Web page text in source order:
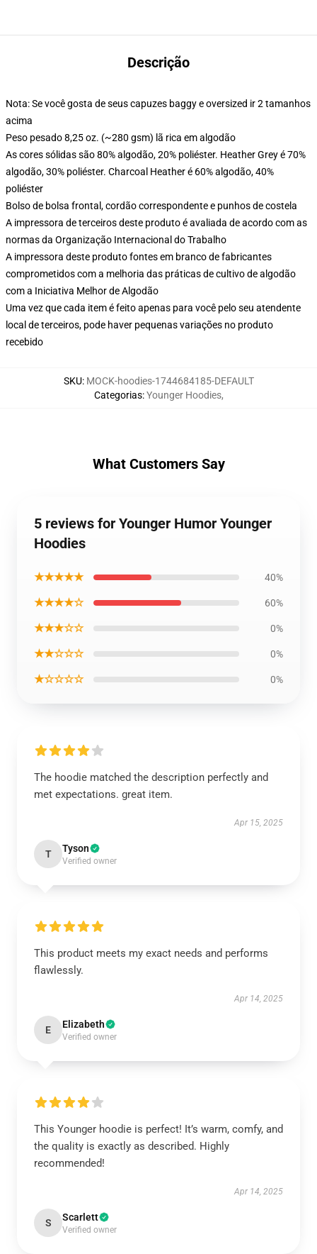
Descrição
Nota: Se você gosta de seus capuzes baggy e oversized ir 2 tamanhos
acima
Peso pesado 8,25 oz. (~280 gsm) lã rica em algodão
As cores sólidas são 80% algodão, 20% poliéster. Heather Grey é 70%
algodão, 30% poliéster. Charcoal Heather é 60% algodão, 40%
poliéster
Bolso de bolsa frontal, cordão correspondente e punhos de costela
A impressora de terceiros deste produto é avaliada de acordo com as
normas da Organização Internacional do Trabalho
A impressora deste produto fontes em branco de fabricantes
comprometidos com a melhoria das práticas de cultivo de algodão
com a Iniciativa Melhor de Algodão
Uma vez que cada item é feito apenas para você pelo seu atendente
local de terceiros, pode haver pequenas variações no produto
recebido
SKU: MOCK-hoodies-1744684185-DEFAULT
Categorias:Younger Hoodies,
What Customers Say
5 reviews for Younger Humor Younger
Hoodies
★★★★★ 40%
★★★★☆ 60%
★★★☆☆ 0%
★★☆☆☆ 0%
★☆☆☆☆ 0%
The hoodie matched the description perfectly and
met expectations. great item.
Apr 15, 2025
T Tyson
Verified owner
This product meets my exact needs and performs
flawlessly.
Apr 14, 2025
E Elizabeth
Verified owner
This Younger hoodie is perfect! It’s warm, comfy, and
the quality is exactly as described. Highly
recommended!
Apr 14, 2025
S Scarlett
Verified owner